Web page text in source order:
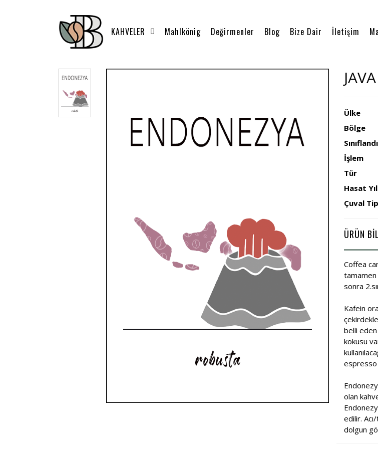
KAHVELER Mahlkönig Değirmenler Blog Bize Dair İletişim
Ülke
Bölge
İşlem
Tür
Hasat
Çuval
ÜRÜN
Coffea
sonra
Kafein
belli
kokusu
espresso
olan
edilir.
dolgun